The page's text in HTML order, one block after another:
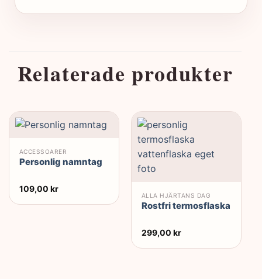
Relaterade produkter
ACCESSOARER
Personlig namntag
109,00 kr
ALLA HJÄRTANS DAG
Rostfri termosflaska
299,00 kr